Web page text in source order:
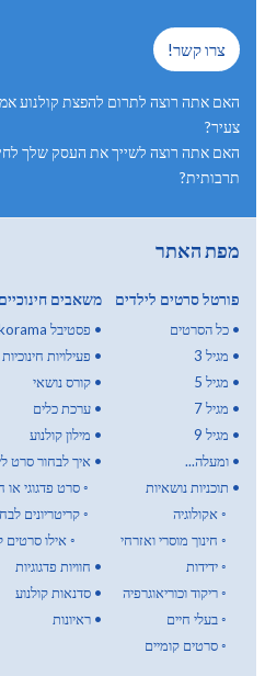
צרו קשר!
האם אתה רוצה לתרום להפצת קולנוע
צעיר?
האם אתה רוצה לשייך את העסק שלך
תרבותית?
מפת האתר
פורטל סרטים לילדים
• כל הסרטים
• מגיל 3
• מגיל 5
• מגיל 7
• מגיל 9
• ומעלה...
• תוכניות נושאיות
◦אקולוגיה
◦ חינוך מוסרי ואזרחי
◦ידידות
◦ריקוד וכוריאוגרפיה
◦בעלי חיים
◦סרטים קומיים
משאבים חינוכיים
• פסטיבל Takorama
• פעילויות חינוכיות
• קורס נושאי
• ערכת כלים
• מילון קולנוע
• איך לבחור סרט
◦סרט פדגוגי או
◦קריטריונים
◦אילו סרטים
• חוויות פדגוגיות
• סדנאות קולנוע
• ראיונות